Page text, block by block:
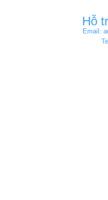
Hỗ
Email: